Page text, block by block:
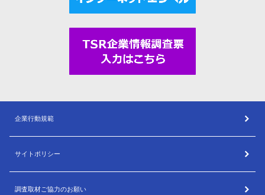
企業行動規範
サイトポリシー
調査取材ご協力のお願い